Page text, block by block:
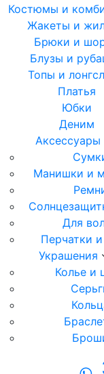
Костюмы и
Жакеты и
Брюки и
Блузы и
Топы и
Платья
Юбки
Деним
Аксессуары
Манишки и
Для
Перчатки
Украшения
Колье и